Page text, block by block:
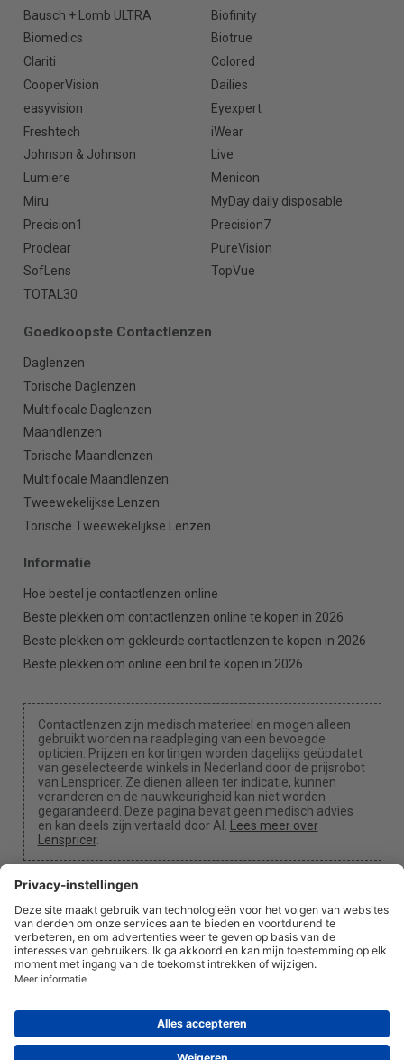
Bausch + Lomb ULTRA
Biofinity
Biomedics
Biotrue
Clariti
Colored
CooperVision
Dailies
easyvision
Eyexpert
Freshtech
iWear
Johnson & Johnson
Live
Lumiere
Menicon
Miru
MyDay daily disposable
Precision1
Precision7
Proclear
PureVision
SofLens
TopVue
TOTAL30
Goedkoopste Contactlenzen
Daglenzen
Torische Daglenzen
Multifocale Daglenzen
Maandlenzen
Torische Maandlenzen
Multifocale Maandlenzen
Tweewekelijkse Lenzen
Torische Tweewekelijkse Lenzen
Informatie
Hoe bestel je contactlenzen online
Beste plekken om contactlenzen online te kopen in 2026
Beste plekken om gekleurde contactlenzen te kopen in 2026
Beste plekken om online een bril te kopen in 2026
Contactlenzen zijn medisch materieel en mogen alleen
gebruikt worden na raadpleging van een bevoegde
opticien. Prijzen en kortingen worden dagelijks geüpdatet
van geselecteerde winkels in Nederland door de prijsrobot
van Lenspricer. Ze dienen alleen ter indicatie, kunnen
veranderen en de nauwkeurigheid kan niet worden
gegarandeerd. Deze pagina bevat geen medisch advies
en kan deels zijn vertaald door AI. Lees meer over
Lenspricer.
Cookie-instellingen
We kunnen een commissie ontvangen als je een van
InformatiePrivacyJuridisch